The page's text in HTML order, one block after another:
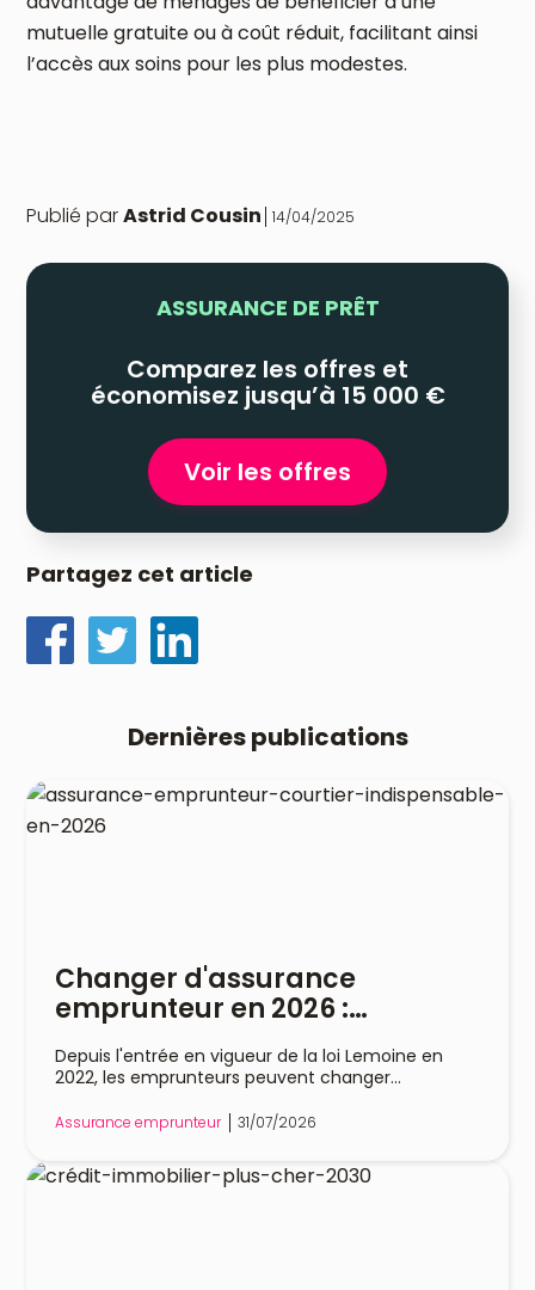
mutuelle gratuite ou à coût réduit, facilitant ainsi
l’accès aux soins pour les plus modestes.
Publié parAstrid Cousin 14/04/2025
ASSURANCE DE PRÊT
Comparez les offres et
économisez jusqu’à 15 000 €
Voir les offres
Partagez cet article
Dernières publications
Changer d'assurance
emprunteur en 2026 :
pourquoi un courtier est
indispensable
Depuis l'entrée en vigueur de la loi Lemoine en
2022, les emprunteurs peuvent changer
sans attendre la date anniversaire de leur contrat.
mais dans la pratique, remplacer son assurance
reste une démarche technique. Entre l'analyse
Assurance emprunteur 31/07/2026